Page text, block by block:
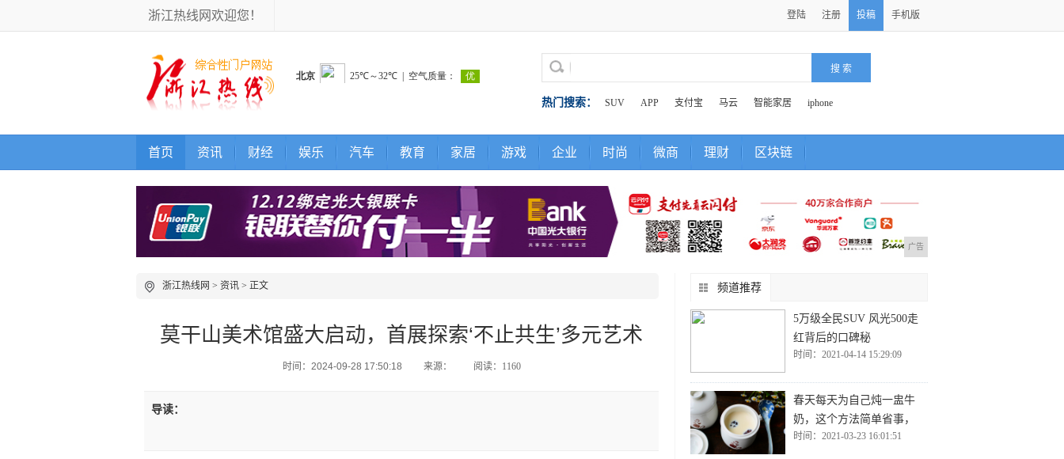
浙江热线网欢迎您！ 登陆 注册 投稿 手机版
热门搜索： SUV APP 支付宝 马云 智能家居 iphone
首页 资讯 财经 娱乐 汽车 教育 家居 游戏 企业 时尚 微商 理财 区块链
广告
浙江热线网 > 资讯 > 正文
莫干山美术馆盛大启动，首展探索‘不止共生’多元艺术
时间：2024-09-28 17:50:18 来源： 阅读：1160
导读：
频道推荐
5万级全民SUV 风光500走
红背后的口碑秘
时间：2021-04-14 15:29:09
春天每天为自己炖一盅牛
奶，这个方法简单省事，
时间：2021-03-23 16:01:51